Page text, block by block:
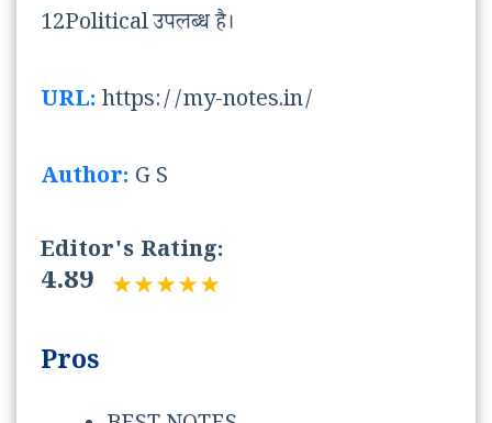
12Political उपलब्ध है।
URL: https://my-notes.in/
Author: G S
Editor's Rating:
4.89
Pros